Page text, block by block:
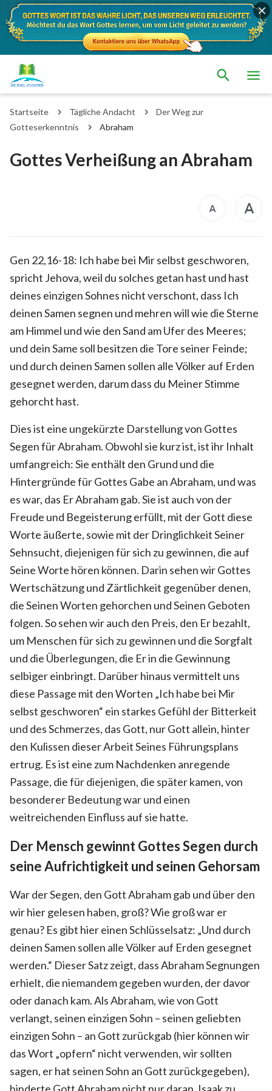
Startseite Tägliche Andacht
Der Weg zur
Gotteserkenntnis
Abraham
Gottes Verheißung an Abraham
Gen 22,16-18: Ich habe bei Mir selbst geschworen,
spricht Jehova, weil du solches getan hast und hast
deines einzigen Sohnes nicht verschont, dass Ich
deinen Samen segnen und mehren will wie die Sterne
am Himmel und wie den Sand am Ufer des Meeres;
und dein Same soll besitzen die Tore seiner Feinde;
und durch deinen Samen sollen alle Völker auf Erden
gesegnet werden, darum dass du Meiner Stimme
gehorcht hast.
Dies ist eine ungekürzte Darstellung von Gottes
Segen für Abraham. Obwohl sie kurz ist, ist ihr Inhalt
umfangreich: Sie enthält den Grund und die
Hintergründe für Gottes Gabe an Abraham, und was
es war, das Er Abraham gab. Sie ist auch von der
Freude und Begeisterung erfüllt, mit der Gott diese
Worte äußerte, sowie mit der Dringlichkeit Seiner
Sehnsucht, diejenigen für sich zu gewinnen, die auf
Seine Worte hören können. Darin sehen wir Gottes
Wertschätzung und Zärtlichkeit gegenüber denen,
die Seinen Worten gehorchen und Seinen Geboten
folgen. So sehen wir auch den Preis, den Er bezahlt,
um Menschen für sich zu gewinnen und die Sorgfalt
und die Überlegungen, die Er in die Gewinnung
selbiger einbringt. Darüber hinaus vermittelt uns
diese Passage mit den Worten „Ich habe bei Mir
selbst geschworen“ ein starkes Gefühl der Bitterkeit
und des Schmerzes, das Gott, nur Gott allein, hinter
den Kulissen dieser Arbeit Seines Führungsplans
ertrug. Es ist eine zum Nachdenken anregende
Passage, die für diejenigen, die später kamen, von
besonderer Bedeutung war und einen
weitreichenden Einfluss auf sie hatte.
Der Mensch gewinnt Gottes Segen durch
seine Aufrichtigkeit und seinen Gehorsam
War der Segen, den Gott Abraham gab und über den
wir hier gelesen haben, groß? Wie groß war er
genau? Es gibt hier einen Schlüsselsatz: „Und durch
deinen Samen sollen alle Völker auf Erden gesegnet
werden.“ Dieser Satz zeigt, dass Abraham Segnungen
erhielt, die niemandem gegeben wurden, der davor
oder danach kam. Als Abraham, wie von Gott
verlangt, seinen einzigen Sohn – seinen geliebten
einzigen Sohn – an Gott zurückgab (hier können wir
das Wort „opfern“ nicht verwenden, wir sollten
sagen, er hat seinen Sohn an Gott zurückgegeben),
hinderte Gott Abraham nicht nur daran, Isaak zu